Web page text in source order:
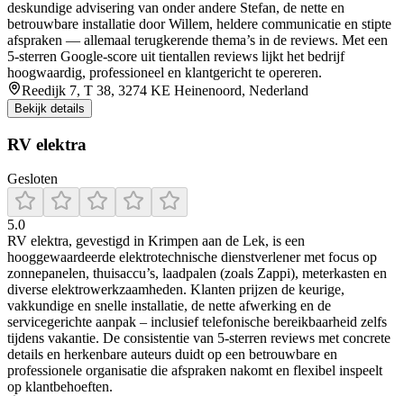
deskundige advisering van onder andere Stefan, de nette en
betrouwbare installatie door Willem, heldere communicatie en stipte
afspraken — allemaal terugkerende thema’s in de reviews. Met een
5‑sterren Google‑score uit tientallen reviews lijkt het bedrijf
hoogwaardig, professioneel en klantgericht te opereren.
Reedijk 7, T 38, 3274 KE Heinenoord, Nederland
Bekijk details
RV elektra
Gesloten
5.0
RV elektra, gevestigd in Krimpen aan de Lek, is een
hooggewaardeerde elektrotechnische dienstverlener met focus op
zonnepanelen, thuisaccu’s, laadpalen (zoals Zappi), meterkasten en
diverse elektrowerkzaamheden. Klanten prijzen de keurige,
vakkundige en snelle installatie, de nette afwerking en de
servicegerichte aanpak – inclusief telefonische bereikbaarheid zelfs
tijdens vakantie. De consistentie van 5-sterren reviews met concrete
details en herkenbare auteurs duidt op een betrouwbare en
professionele organisatie die afspraken nakomt en flexibel inspeelt
op klantbehoeften.